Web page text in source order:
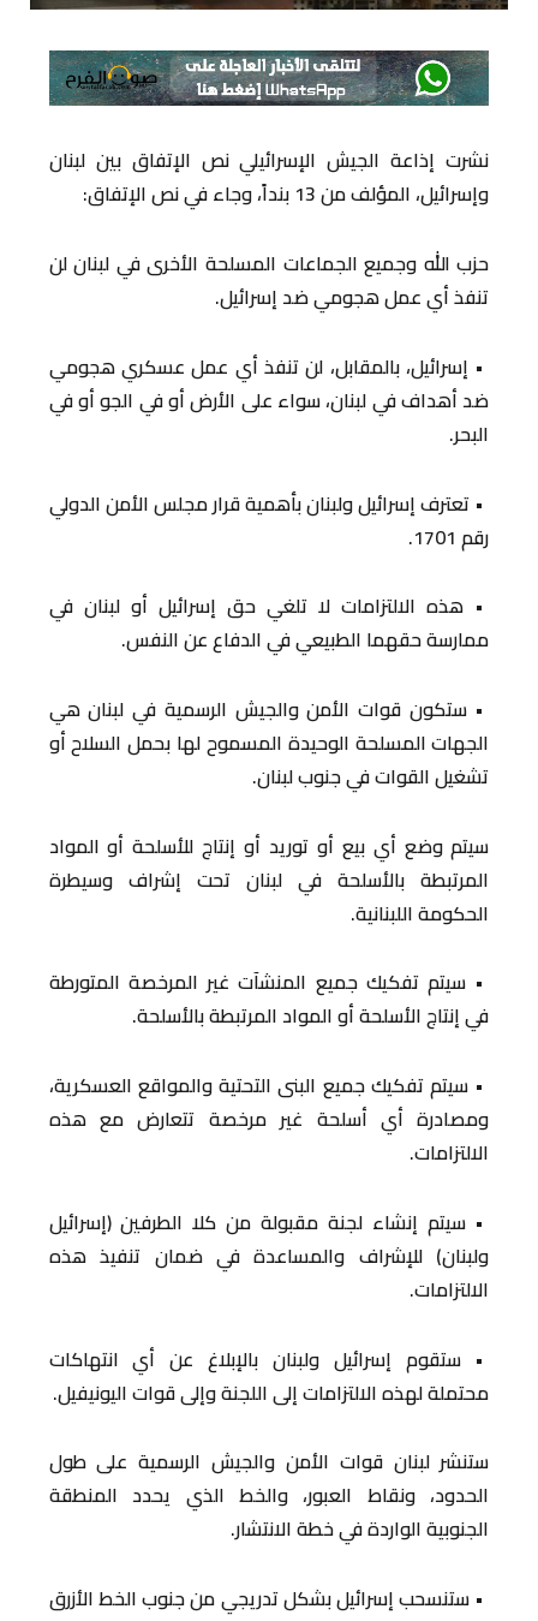
نشرت إذاعة الجيش الإسرائيلي نص الإتفاق بين لبنان
وإسرائيل، المؤلف من 13 بنداً، وجاء في نص الإتفاق:
حزب الله وجميع الجماعات المسلحة الأخرى في لبنان لن
تنفذ أي عمل هجومي ضد إسرائيل.
• إسرائيل، بالمقابل، لن تنفذ أي عمل عسكري هجومي
ضد أهداف في لبنان، سواء على الأرض أو في الجو أو في
البحر.
• تعترف إسرائيل ولبنان بأهمية قرار مجلس الأمن الدولي
رقم 1701.
• هذه الالتزامات لا تلغي حق إسرائيل أو لبنان في
ممارسة حقهما الطبيعي في الدفاع عن النفس.
• ستكون قوات الأمن والجيش الرسمية في لبنان هي
الجهات المسلحة الوحيدة المسموح لها بحمل السلاح أو
تشغيل القوات في جنوب لبنان.
سيتم وضع أي بيع أو توريد أو إنتاج للأسلحة أو المواد
المرتبطة بالأسلحة في لبنان تحت إشراف وسيطرة
الحكومة اللبنانية.
• سيتم تفكيك جميع المنشآت غير المرخصة المتورطة
في إنتاج الأسلحة أو المواد المرتبطة بالأسلحة.
• سيتم تفكيك جميع البنى التحتية والمواقع العسكرية،
ومصادرة أي أسلحة غير مرخصة تتعارض مع هذه
الالتزامات.
• سيتم إنشاء لجنة مقبولة من كلا الطرفين (إسرائيل
ولبنان) للإشراف والمساعدة في ضمان تنفيذ هذه
الالتزامات.
• ستقوم إسرائيل ولبنان بالإبلاغ عن أي انتهاكات
محتملة لهذه الالتزامات إلى اللجنة وإلى قوات اليونيفيل.
ستنشر لبنان قوات الأمن والجيش الرسمية على طول
الحدود، ونقاط العبور، والخط الذي يحدد المنطقة
الجنوبية الواردة في خطة الانتشار.
• ستنسحب إسرائيل بشكل تدريجي من جنوب الخط الأزرق